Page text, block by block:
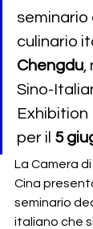
culinario
Chengdu,
Sino-
Exhibition
per il 5
La Camera
Cina
seminario
italiano che